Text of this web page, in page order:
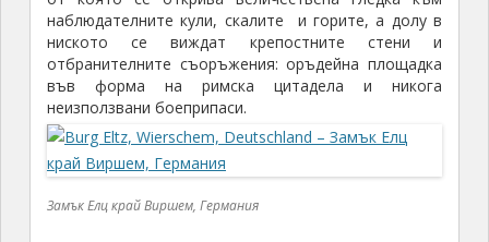
Замък Елц край Виршем, Германия